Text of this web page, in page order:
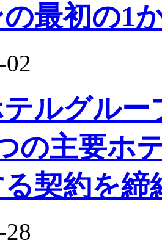
最初の1
02
ルグル
の主要ホ
契約を締
28